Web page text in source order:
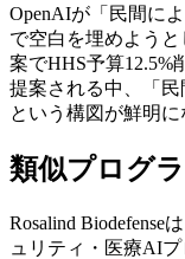
OpenAIが「民間に
で空白を埋めよう
案でHHS予算12.5%
提案される中、「民
という構図が鮮明に
類似プログ
Rosalind Biodefense
ュリティ・医療AI